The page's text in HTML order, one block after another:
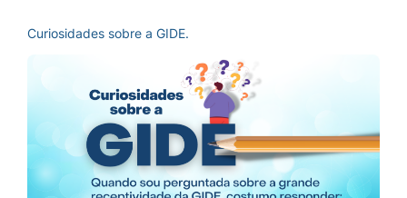
Curiosidades sobre a GIDE.